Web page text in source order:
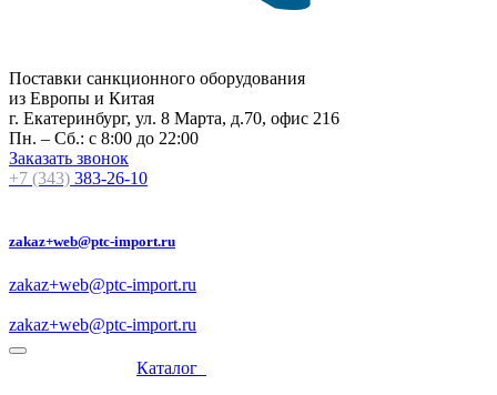
Поставки санкционного оборудования
из Европы и Китая
г. Екатеринбург, ул. 8 Марта, д.70, офис 216
Пн. – Сб.: с 8:00 до 22:00
Заказать звонок
+7 (343) 383-26-10
zakaz+web@ptc-import.ru
zakaz+web@ptc-import.ru
zakaz+web@ptc-import.ru
Каталог